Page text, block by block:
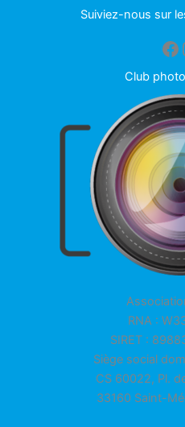
Suiviez-nous sur
Club
RNA :
SIRET :
Siège social
CS 60022, Pl.
33160 Saint-